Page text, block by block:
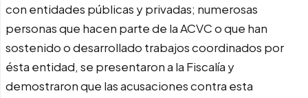
con entidades públicas y privadas; numerosas
personas que hacen parte de la ACVC o que han
sostenido o desarrollado trabajos coordinados por
ésta entidad, se presentaron a la Fiscalía y
demostraron que las acusaciones contra esta